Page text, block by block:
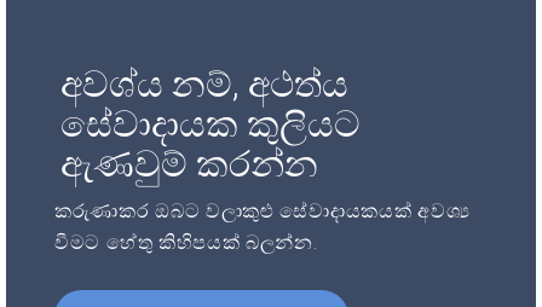
අවශ්ය නම්, අථත්ය
සේවාදායක කුලියට
ඇණවුම් කරන්න
කරුණාකර ඔබට වලාකුළු සේවාදායකයක් අවශ්‍ය
වීමට හේතු කිහිපයක් බලන්න.